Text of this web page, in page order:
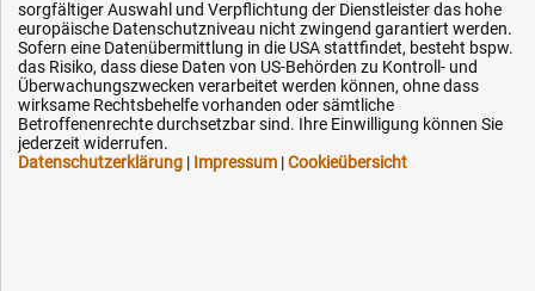
OEM-Ersatzteile
Technik-Hilfe
Downloads
Kontakt
sorgfältiger Auswahl und Verpflichtung der Dienstleister das hohe
europäische Datenschutzniveau nicht zwingend garantiert werden.
Sofern eine Datenübermittlung in die USA stattfindet, besteht bspw.
das Risiko, dass diese Daten von US-Behörden zu Kontroll- und
Überwachungszwecken verarbeitet werden können, ohne dass
wirksame Rechtsbehelfe vorhanden oder sämtliche
Betroffenenrechte durchsetzbar sind. Ihre Einwilligung können Sie
jederzeit widerrufen.
Datenschutzerklärung | Impressum |Cookieübersicht